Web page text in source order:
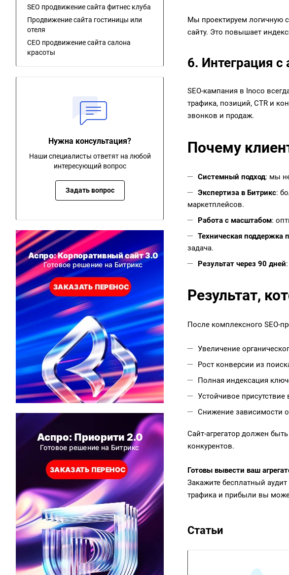
Мы проектируем логичную
сайту. Это повышает
6. Интеграция с
SEO-кампания в Inoco
трафика, позиций, CTR и
звонков и продаж.
Почему
Системный подход: мы
Экспертиза в Битрикс:
маркетплейсов.
Работа с масштабом:
Техническая поддержка
задача.
Результат через 90 дней
Результат,
После комплексного SEO-
Увеличение
Рост конверсии из
Полная индексация
Устойчивое
Снижение зависимости
Сайт-агрегатор должен
конкурентов.
Готовы вывести ваш
Закажите бесплатный
трафика и прибыли вы
Статьи
SEO продвижение сайта фитнес клуба
Продвижение сайта гостиницы или
отеля
СЕО продвижение сайта салона
красоты
Нужна консультация?
Наши специалисты ответят на любой
интересующий вопрос
Задать вопрос